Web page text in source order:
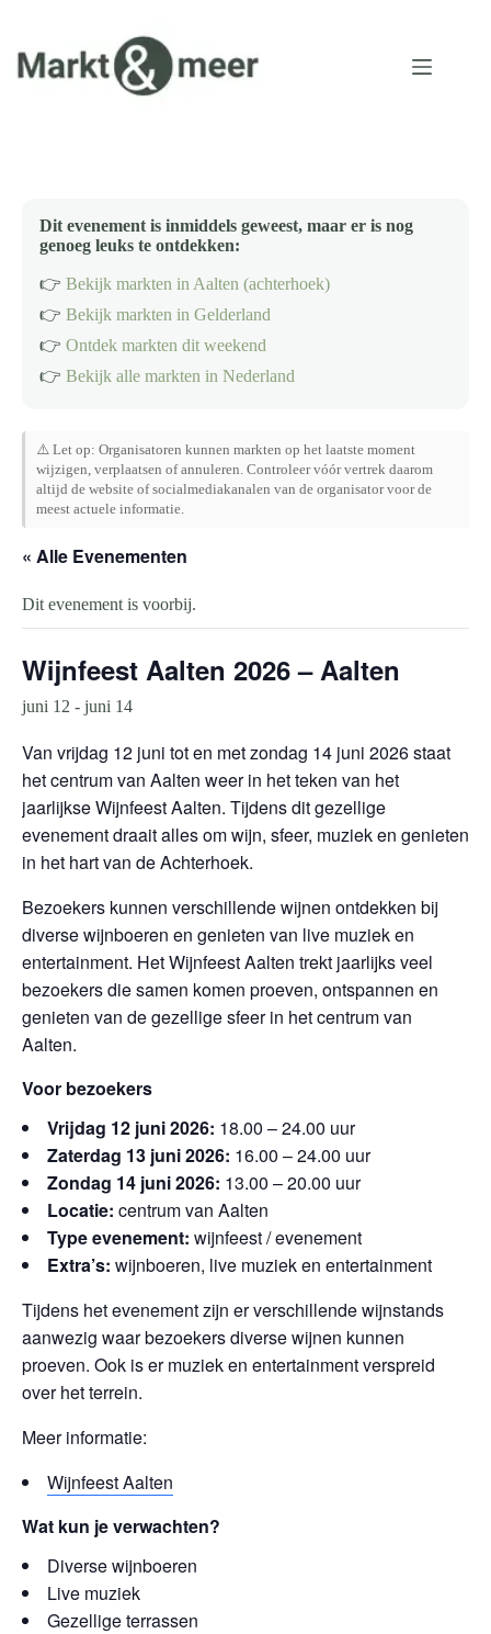
inhoud
Dit evenement is inmiddels geweest, maar er is nog
genoeg leuks te ontdekken:
👉 Bekijk markten in Aalten (achterhoek)
👉 Bekijk markten in Gelderland
👉 Ontdek markten dit weekend
👉 Bekijk alle markten in Nederland
⚠️ Let op: Organisatoren kunnen markten op het laatste moment
wijzigen, verplaatsen of annuleren. Controleer vóór vertrek daarom
altijd de website of socialmediakanalen van de organisator voor de
meest actuele informatie.
« Alle Evenementen
Dit evenement is voorbij.
Wijnfeest Aalten 2026 – Aalten
juni 12 - juni 14
Van vrijdag 12 juni tot en met zondag 14 juni 2026 staat
het centrum van Aalten weer in het teken van het
jaarlijkse Wijnfeest Aalten. Tijdens dit gezellige
evenement draait alles om wijn, sfeer, muziek en genieten
in het hart van de Achterhoek.
Bezoekers kunnen verschillende wijnen ontdekken bij
diverse wijnboeren en genieten van live muziek en
entertainment. Het Wijnfeest Aalten trekt jaarlijks veel
bezoekers die samen komen proeven, ontspannen en
genieten van de gezellige sfeer in het centrum van
Aalten.
Voor bezoekers
Vrijdag 12 juni 2026: 18.00 – 24.00 uur
Zaterdag 13 juni 2026: 16.00 – 24.00 uur
Zondag 14 juni 2026: 13.00 – 20.00 uur
Locatie: centrum van Aalten
Type evenement: wijnfeest / evenement
Extra’s: wijnboeren, live muziek en entertainment
Tijdens het evenement zijn er verschillende wijnstands
aanwezig waar bezoekers diverse wijnen kunnen
proeven. Ook is er muziek en entertainment verspreid
over het terrein.
Meer informatie:
Wijnfeest Aalten
Wat kun je verwachten?
Diverse wijnboeren
Live muziek
Gezellige terrassen